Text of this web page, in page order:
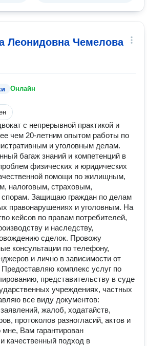
Леонидовна Чемелова
Онлайн
с непрерывной практикой и
чем 20-летним опытом работы по
и уголовным делам.
багаж знаний и компетенций в
физических и юридических
помощи по жилищным,
налоговым, страховым,
спорам. Защищаю граждан по делам
правонарушениях и уголовным. На
кейсов по правам потребителей,
и наследству,
сделок. Провожу
консультации по телефону,
и лично в зависимости от
комплекс услуг по
представительству в суде
учреждениях, частных
все виду документов:
жалоб, ходатайств,
протоколов разногласий, актов и
Вам гарантирован
качественный подход в